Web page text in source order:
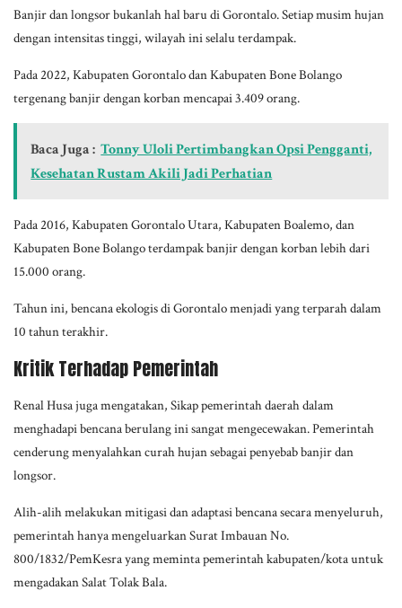
Banjir dan longsor bukanlah hal baru di Gorontalo. Setiap musim hujan
dengan intensitas tinggi, wilayah ini selalu terdampak.
Pada 2022, Kabupaten Gorontalo dan Kabupaten Bone Bolango
tergenang banjir dengan korban mencapai 3.409 orang.
Baca Juga : Tonny Uloli Pertimbangkan Opsi Pengganti,
Kesehatan Rustam Akili Jadi Perhatian
Pada 2016, Kabupaten Gorontalo Utara, Kabupaten Boalemo, dan
Kabupaten Bone Bolango terdampak banjir dengan korban lebih dari
15.000 orang.
Tahun ini, bencana ekologis di Gorontalo menjadi yang terparah dalam
10 tahun terakhir.
Kritik Terhadap Pemerintah
Renal Husa juga mengatakan, Sikap pemerintah daerah dalam
menghadapi bencana berulang ini sangat mengecewakan. Pemerintah
cenderung menyalahkan curah hujan sebagai penyebab banjir dan
longsor.
Alih-alih melakukan mitigasi dan adaptasi bencana secara menyeluruh,
pemerintah hanya mengeluarkan Surat Imbauan No.
800/1832/PemKesra yang meminta pemerintah kabupaten/kota untuk
mengadakan Salat Tolak Bala.